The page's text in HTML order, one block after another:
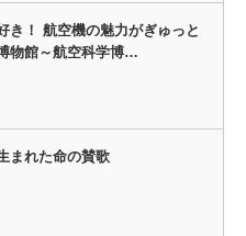
き！ 航空機の魅力がぎゅっと
物館～航空科学博…
まれた命の賛歌